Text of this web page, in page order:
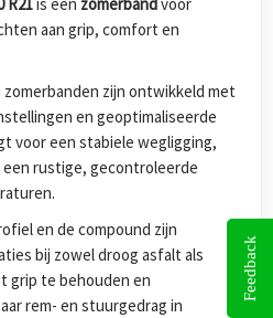
R21is een zomerband voor
aan grip, comfort en
zomerbanden zijn ontwikkeld met
en geoptimaliseerde
voor een stabiele wegligging,
rustige, gecontroleerde
en de compound zijn
bij zowel droog asfalt als
grip te behouden en
rem- en stuurgedrag in
Feedback